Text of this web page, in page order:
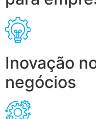
Inovação
negócios